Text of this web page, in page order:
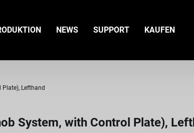
NEWS SUPPORT KAUFEN
Lefthand
System, with Control Plate),